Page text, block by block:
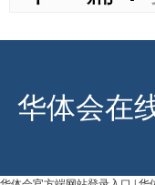
华体会在